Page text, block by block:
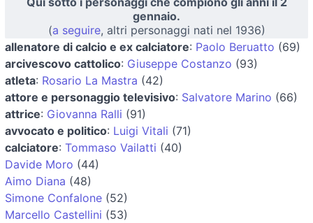
gennaio.
(a seguire, altri personaggi nati nel 1936)
allenatore di calcio e ex calciatore: Paolo Beruatto (69)
arcivescovo cattolico: Giuseppe Costanzo (93)
atleta: Rosario La Mastra (42)
attore e personaggio televisivo: Salvatore Marino (66)
attrice: Giovanna Ralli (91)
avvocato e politico: Luigi Vitali (71)
calciatore: Tommaso Vailatti (40)
Davide Moro (44)
Aimo Diana (48)
Simone Confalone (52)
Marcello Castellini (53)